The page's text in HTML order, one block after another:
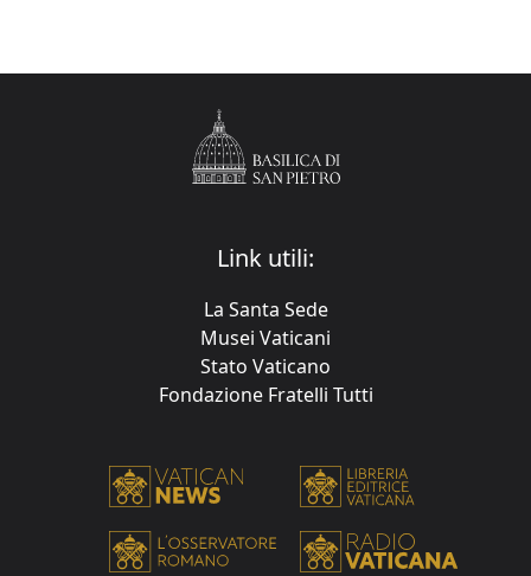
Link utili:
La Santa Sede
Musei Vaticani
Stato Vaticano
Fondazione Fratelli Tutti